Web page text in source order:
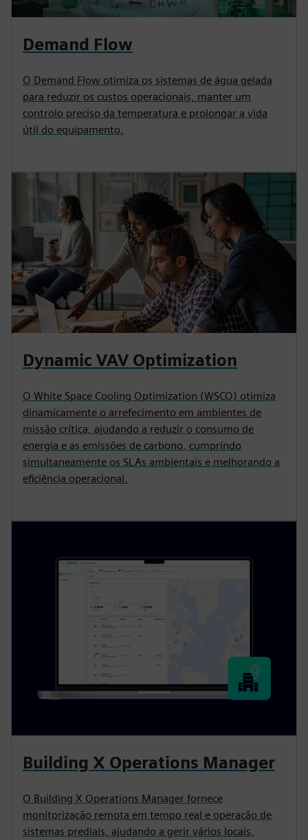
Demand Flow
O Demand Flow otimiza os sistemas de água gelada
para reduzir os custos operacionais, manter um
controlo preciso da temperatura e prolongar a vida
útil do equipamento.
Dynamic VAV Optimization
O White Space Cooling Optimization (WSCO) otimiza
dinamicamente o arrefecimento em ambientes de
missão crítica, ajudando a reduzir o consumo de
energia e as emissões de carbono, cumprindo
simultaneamente os SLAs ambientais e melhorando a
eficiência operacional.
Building X Operations Manager
O Building X Operations Manager fornece
monitorização remota em tempo real e operação de
sistemas prediais, ajudando a gerir vários locais,